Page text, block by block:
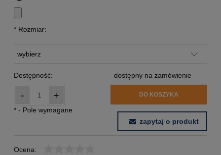
* Rozmiar:
Dostępność: dostępny na zamówienie
- + DO KOSZYKA
* - Pole wymagane
zapytaj o produkt
Ocena: